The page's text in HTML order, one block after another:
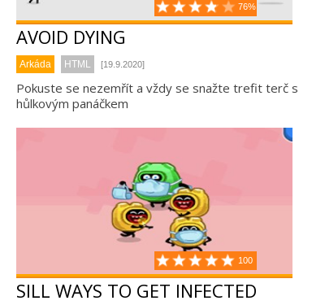
76%
AVOID DYING
Arkáda HTML [19.9.2020]
Pokuste se nezemřít a vždy se snažte trefit terč s
hůlkovým panáčkem
100
SILL WAYS TO GET INFECTED